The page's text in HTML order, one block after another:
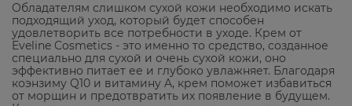
Обладателям слишком сухой кожи необходимо искать
подходящий уход, который будет способен
удовлетворить все потребности в уходе. Крем от
Eveline Cosmetics - это именно то средство, созданное
специально для сухой и очень сухой кожи, оно
эффективно питает ее и глубоко увлажняет. Благодаря
коэнзиму Q10 и витамину A, крем поможет избавиться
от морщин и предотвратить их появление в будущем.